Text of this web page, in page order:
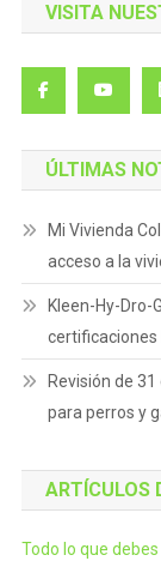
VISITA
ÚLTIMAS
Mi Vivienda
acceso a la
Kleen-Hy-Dro-
certificaciones
Revisión de
para perros y
ARTÍCULOS
Todo lo que